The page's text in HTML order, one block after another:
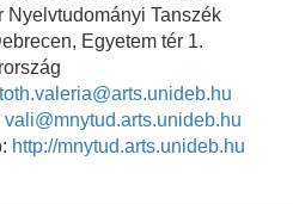
Nyelvtudományi Tanszék
Egyetem tér 1.
toth.valeria@arts.unideb.hu
vali@mnytud.arts.unideb.hu
http://mnytud.arts.unideb.hu